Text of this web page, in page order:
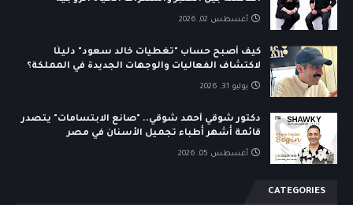
أغسطس 02, 2026
كيف أصبح حساب "تغطيات خالد سعود" دليلًا
لاكتشاف الفعاليات والوجهات الجديدة في المملكة؟
يوليو 31, 2026
دكتور شوقي أحمد شوقي.. "صانع الابتسامات" يتصدر
قائمة أشهر أطباء تجميل الأسنان في مصر
أغسطس 05, 2026
CATEGORIES